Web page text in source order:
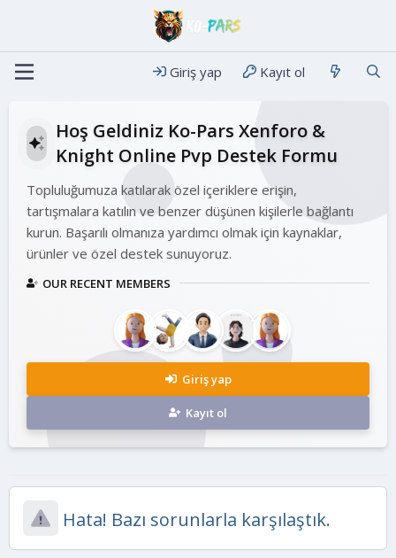
Giriş yap Kayıt ol
Hoş Geldiniz Ko-Pars Xenforo &
Knight Online Pvp Destek Formu
Topluluğumuza katılarak özel içeriklere erişin,
tartışmalara katılın ve benzer düşünen kişilerle bağlantı
kurun. Başarılı olmanıza yardımcı olmak için kaynaklar,
ürünler ve özel destek sunuyoruz.
OUR RECENT MEMBERS
Giriş yap
Kayıt ol
Hata! Bazı sorunlarla karşılaştık.